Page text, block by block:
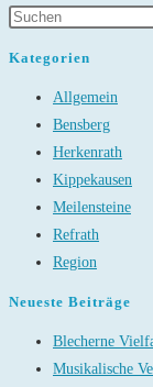
Kategorien
Allgemein
Bensberg
Herkenrath
Kippekausen
Meilensteine
Refrath
Region
Neueste Beiträge
Blecherne
Musikalische